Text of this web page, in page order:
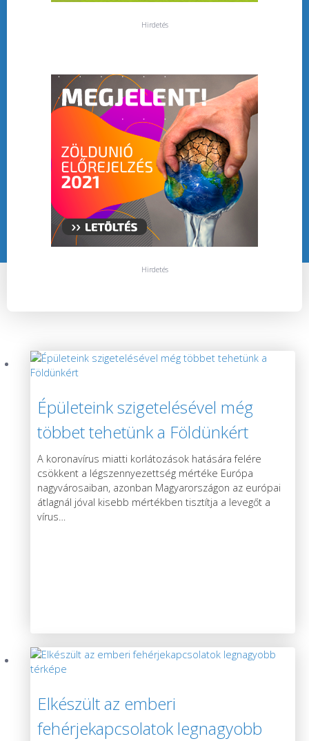
Hirdetés
Hirdetés
Épületeink szigetelésével még
többet tehetünk a Földünkért
A koronavírus miatti korlátozások hatására felére
csökkent a légszennyezettség mértéke Európa
nagyvárosaiban, azonban Magyarországon az európai
átlagnál jóval kisebb mértékben tisztítja a levegőt a
vírus…
Elkészült az emberi
fehérjekapcsolatok legnagyobb